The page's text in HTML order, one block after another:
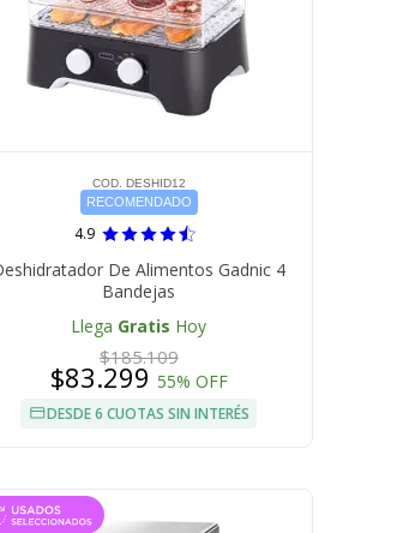
COD. DESHID12
RECOMENDADO
4.9
De Alimentos Gadnic 4
Bandejas
Llega Gratis Hoy
$185.109
$83.299 55% OFF
DESDE 6 CUOTAS SIN INTERÉS